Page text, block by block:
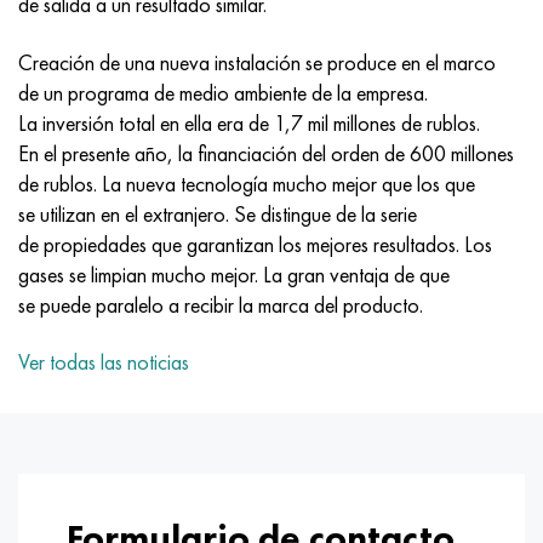
Creación de una nueva instalación se produce en el marco
de un programa de medio ambiente de la empresa.
La inversión total en ella era de 1,7 mil millones de rublos.
En el presente año, la financiación del orden de 600 millones
de rublos. La nueva tecnología mucho mejor que los que
se utilizan en el extranjero. Se distingue de la serie
de propiedades que garantizan los mejores resultados. Los
gases se limpian mucho mejor. La gran ventaja de que
se puede paralelo a recibir la marca del producto.
Ver todas las noticias
Incotherm
incotest
Jette M152
Cobalto 6B
maraging 250
René 41
Maraging 300
47ND
47НХР
49KF
49K2F, 49K2FA-VI
Aleación 50N
Aleación 50NP
50NHS
HN62VMYUT
HN62MVKYU
HN63MB
XN65VM
KhN65VMTYu
KhN67MVTYu
KhN68VKTYU
VT-35
PT-1M
PT-3V
PT-7M
2B
SPT-2 sv
A LAS 3
1.4466 - AISI 310MoLn
Aleación Al6xn
15-7Ph® - 1.4532
PH 13-8 meses - 1.4534
1.4542 - 17-4Ph®
Custom 455® - 1.4543 - uns s45500
1.4545 - 15-5Ph®
10X17H13M3T
10X18N18Yu4D
11X11N2V2MF
12Х18Н9Т
13X11N2V2MF
15x11mf
15х12vnmf
2,0872, CuNi10Fe1Mn, Cw352h
Bronce aluminio silicio
CW301G, C64200
bronce de silicio
C65500, CuAl11Fe3
C65620, CuSi3Fe2Zn3
C65100, CuSi1.5
latón rojo
C84400, CuSn2ZnPb
C83600, CuSn5ZnPb
45G2, 45g2, AISI 1144
Aleación de acero estructural
10g2, 10g2, AISI 1513
12X2H4A, 15NiCr13, 1.5752
AC14, 11SMnPb30
20G, 20mn5
20XH3A, AISI 4320, 20hn3a
Р6М5, 1.3343, hs6-5-2, sw7m
Р6М5К5, 1.3243, hs6-5-2-5
R6M5F3, 1.3344, hs6-5-3
9М4К8,1.3207
R12F3, 1.3318, sw12
P18, 1,3355, hs18-0-1, sw18
Acero carbono